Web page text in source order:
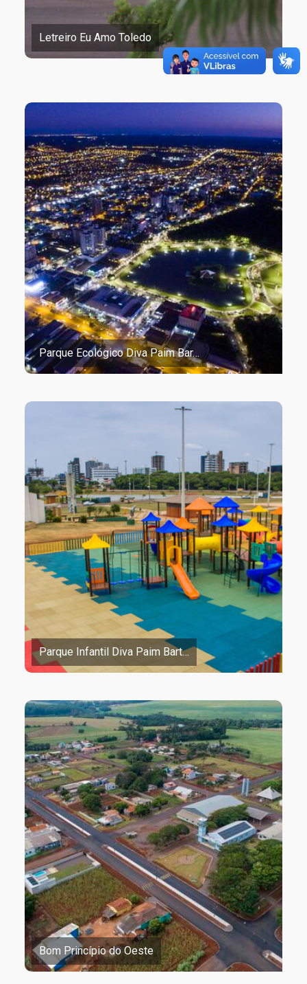
Letreiro Eu Amo Toledo
Parque Ecológico Diva Paim Bar…
Parque Infantil Diva Paim Bart…
Bom Princípio do Oeste